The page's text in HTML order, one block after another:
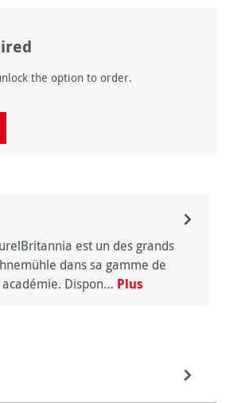
the option to order.
est un des grands
dans sa gamme de
Dispon… Plus